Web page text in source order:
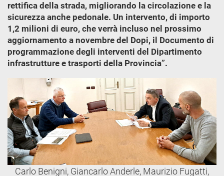
rettifica della strada, migliorando la circolazione e la
sicurezza anche pedonale. Un intervento, di importo
1,2 milioni di euro, che verrà incluso nel prossimo
aggiornamento a novembre del Dopi, il Documento di
programmazione degli interventi del Dipartimento
infrastrutture e trasporti della Provincia”.
Carlo Benigni, Giancarlo Anderle, Maurizio Fugatti,